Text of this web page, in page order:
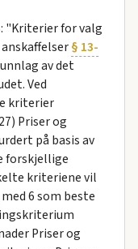
"Kriterier for valg
§ 13-
av det
Ved
kriterier
Priser og
på basis av
forskjellige
kriteriene vil
6 som beste
Priser og